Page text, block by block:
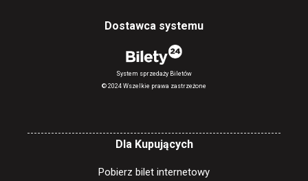
Dostawca systemu
System sprzedaży Biletów
© 2024 Wszelkie prawa zastrzeżone
Dla Kupujących
Pobierz bilet internetowy